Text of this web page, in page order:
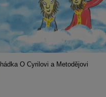
O Cyrilovi a Metodějovi